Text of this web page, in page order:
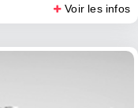
Voir les infos